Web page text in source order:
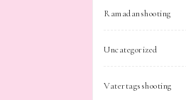
Ramadanshooting
Uncategorized
Vatertagsshooting